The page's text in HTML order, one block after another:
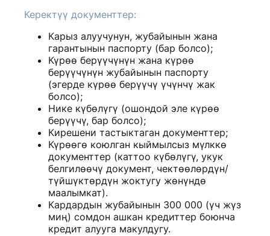
Керектүү документтер:
Карыз алуучунун, жубайынын жана
гарантынын паспорту (бар болсо);
Күрөө берүүчүнүн жана күрөө
берүүчүнүн жубайынын паспорту
(эгерде күрөө берүүчү үчүнчү жак
болсо);
Нике күбөлүгү (ошондой эле күрөө
берүүчү, бар болсо);
Кирешени тастыктаган документтер;
Күрөөгө коюлган кыймылсыз мүлккө
документтер (каттоо күбөлүгү, укук
белгилөөчү документ, чектөөлөрдүн/
түйшүктөрдүн жоктугу жөнүндө
маалымкат).
Кардардын жубайынын 300 000 (үч жүз
миң) сомдон ашкан кредиттер боюнча
кредит алууга макулдугу.